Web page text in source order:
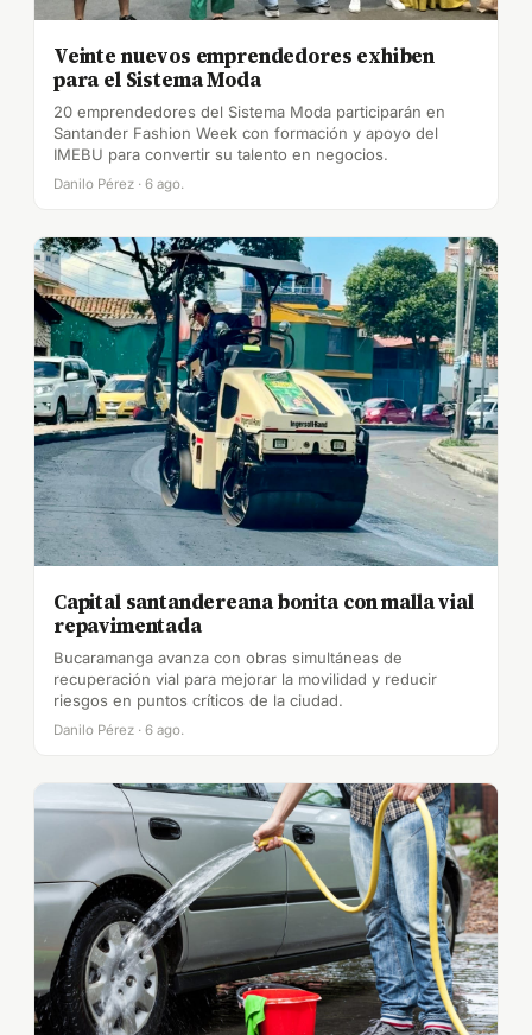
Veinte nuevos emprendedores exhiben
para el Sistema Moda
20 emprendedores del Sistema Moda participarán en
Santander Fashion Week con formación y apoyo del
IMEBU para convertir su talento en negocios.
Danilo Pérez · 6 ago.
Capital santandereana bonita con malla vial
repavimentada
Bucaramanga avanza con obras simultáneas de
recuperación vial para mejorar la movilidad y reducir
riesgos en puntos críticos de la ciudad.
Danilo Pérez · 6 ago.